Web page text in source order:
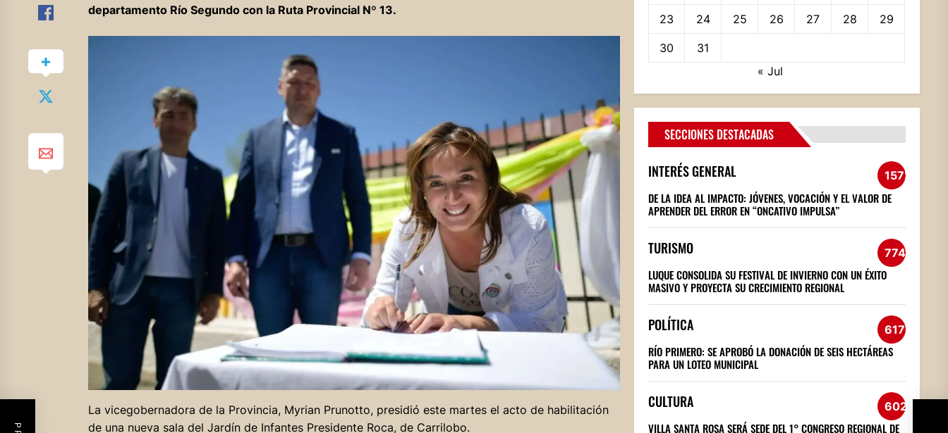
departamento Río Segundo con la Ruta Provincial Nº 13.
La vicegobernadora de la Provincia, Myrian Prunotto, presidió este martes el acto de habilitación
de una nueva sala del Jardín de Infantes Presidente Roca, de Carrilobo.
23 24 25 26 27 28 29
30
31
« Jul
SECCIONES DESTACADAS
INTERÉS GENERAL 1572
DE LA IDEA AL IMPACTO: JÓVENES, VOCACIÓN Y EL VALOR DE
APRENDER DEL ERROR EN “ONCATIVO IMPULSA”
TURISMO 774
LUQUE CONSOLIDA SU FESTIVAL DE INVIERNO CON UN ÉXITO
MASIVO Y PROYECTA SU CRECIMIENTO REGIONAL
POLÍTICA 617
RÍO PRIMERO: SE APROBÓ LA DONACIÓN DE SEIS HECTÁREAS
PARA UN LOTEO MUNICIPAL
CULTURA 602
VILLA SANTA ROSA SERÁ SEDE DEL 1° CONGRESO REGIONAL DE